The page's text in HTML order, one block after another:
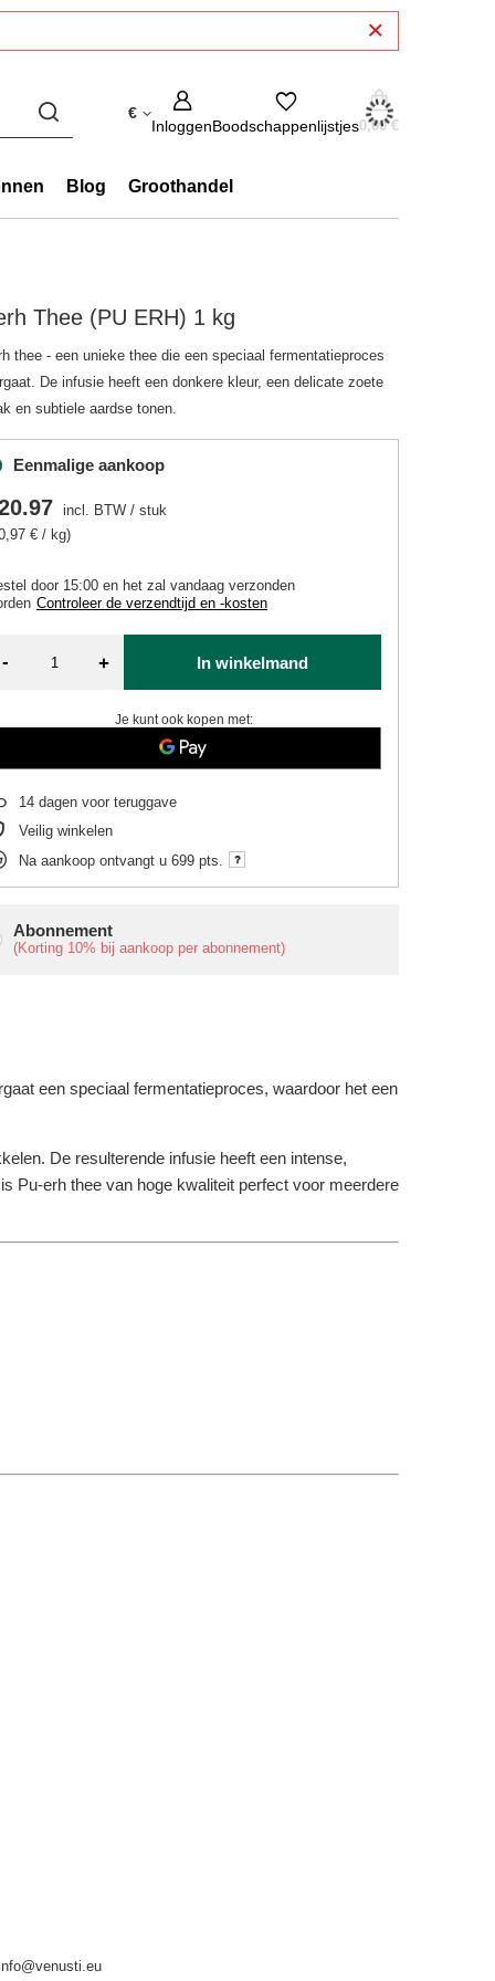
€
InloggenBoodschappenlijstjes0,00 €
Blog Groothandel
Thee (PU ERH) 1 kg
thee - een unieke thee die een speciaal fermentatieproces
De infusie heeft een donkere kleur, een delicate zoete
en subtiele aardse tonen.
Eenmalige aankoop
Abonnement
(Korting 10% bij aankoop per abonnement)
door 15:00 en het zal vandaag verzonden
Controleer de verzendtijd en -kosten
incl. BTW /stuk
€ / kg)
- + In winkelmand
Je kunt ook kopen met:
14 dagen voor teruggave
Veilig winkelen
Na aankoop ontvangt u699 pts.
een speciaal fermentatieproces, waardoor het een
De resulterende infusie heeft een intense,
Pu-erh thee van hoge kwaliteit perfect voor meerdere